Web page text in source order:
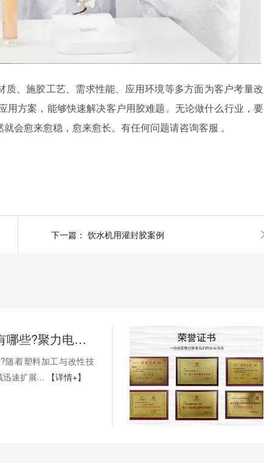
质、施胶工艺、需求性能、应用环境等多方面为客户考量改
用方案，能够快速解决客户用胶难题。无论做什么行业，要
就会愈来愈稳，愈来愈长。有任何问题请咨询客服 。
下一篇： 饮水机用灌封胶案例
PP处理剂作用有哪些?聚力电子胶小编为您科普!
随着塑料加工与改性技
速扩展...
【详情+】